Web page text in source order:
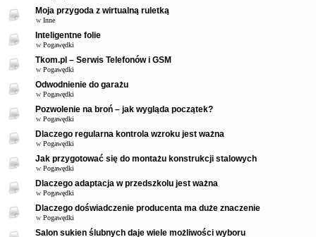
Moja przygoda z wirtualną ruletką
w Inne
Inteligentne folie
w Pogawędki
Tkom.pl – Serwis Telefonów i GSM
w Pogawędki
Odwodnienie do garażu
w Pogawędki
Pozwolenie na broń – jak wygląda początek?
w Pogawędki
Dlaczego regularna kontrola wzroku jest ważna
w Pogawędki
Jak przygotować się do montażu konstrukcji stalowych
w Pogawędki
Dlaczego adaptacja w przedszkolu jest ważna
w Pogawędki
Dlaczego doświadczenie producenta ma duże znaczenie
w Pogawędki
Salon sukien ślubnych daje wiele możliwości wyboru